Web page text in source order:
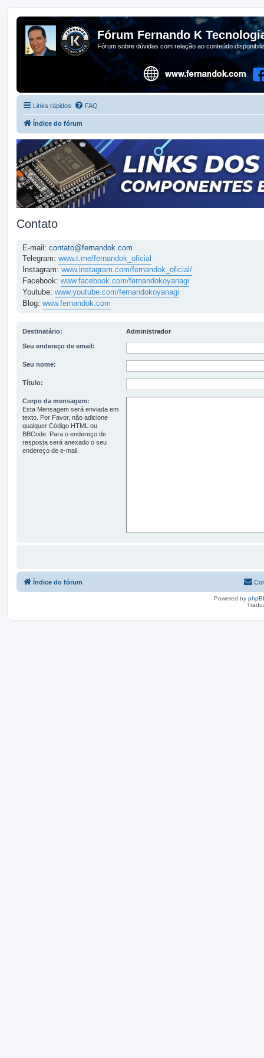
Fórum Fernando K
Fórum sobre dúvidas com relação ao conteúdo
Links rápidos FAQ
Índice do fórum
Contato
E-mail: contato@fernandok.com
Telegram: www.t.me/fernandok_oficial
Instagram: www.instagram.com/fernandok_oficial/
Facebook: www.facebook.com/fernandokoyanagi
Youtube: www.youtube.com/fernandokoyanagi
Blog: www.fernandok.com
Destinatário: Administrador
Seu endereço de email:
Seu nome:
Título:
Corpo da mensagem:
Esta Mensagem será enviada em
texto. Por Favor, não adicione
qualquer Código HTML ou
BBCode. Para o endereço de
resposta será anexado o seu
endereço de e-mail.
Índice do fórum
Powered by